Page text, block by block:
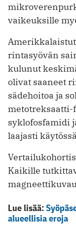
vaikeuksille
rintasyövän
kulunut
olivat saaneet
sädehoitoa ja
metotreksaatti-
syklofosfamidi
laajasti
Kaikille
Lue lisää:
alueellisia eroja